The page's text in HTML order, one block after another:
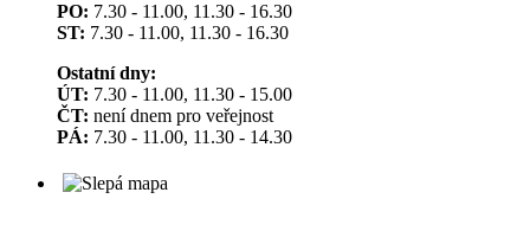
PO: 7.30 - 11.00, 11.30 - 16.30
ST: 7.30 - 11.00, 11.30 - 16.30
Ostatní dny:
ÚT: 7.30 - 11.00, 11.30 - 15.00
ČT: není dnem pro veřejnost
PÁ: 7.30 - 11.00, 11.30 - 14.30